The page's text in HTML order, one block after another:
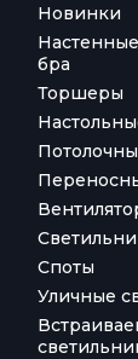
Новинки
бра
Торшеры
Споты
Уличные